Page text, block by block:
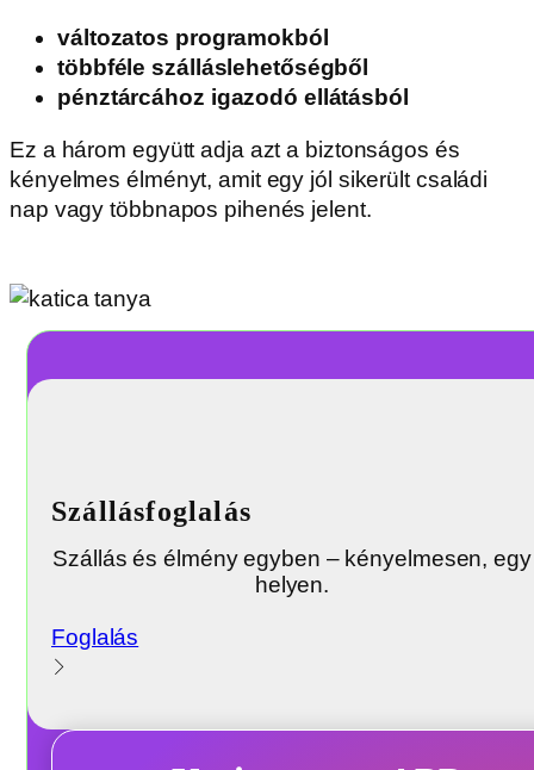
változatos programokból
többféle szálláslehetőségből
pénztárcához igazodó ellátásból
Ez a három együtt adja azt a biztonságos és
kényelmes élményt, amit egy jól sikerült családi
nap vagy többnapos pihenés jelent.
Szállásfoglalás
Szállás és élmény egyben – kényelmesen, egy
helyen.
Foglalás